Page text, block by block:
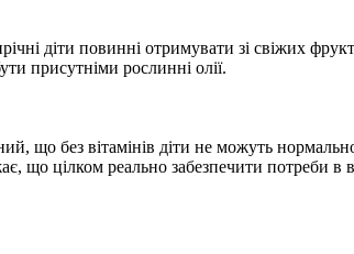
діти повинні отримувати зі свіжих
присутніми рослинні олії.
що без вітамінів діти не можуть
що цілком реально забезпечити потреби в